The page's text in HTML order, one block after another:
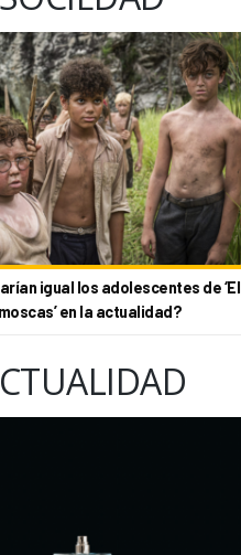
igual los adolescentes de ‘El
en la actualidad?